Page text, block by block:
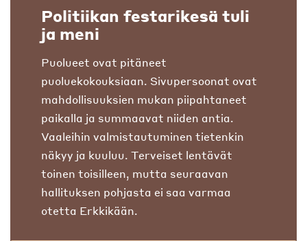
Politiikan festarikesä tuli
ja meni
Puolueet ovat pitäneet
puoluekokouksiaan. Sivupersoonat ovat
mahdollisuuksien mukan piipahtaneet
paikalla ja summaavat niiden antia.
Vaaleihin valmistautuminen tietenkin
näkyy ja kuuluu. Terveiset lentävät
toinen toisilleen, mutta seuraavan
hallituksen pohjasta ei saa varmaa
otetta Erkkikään.